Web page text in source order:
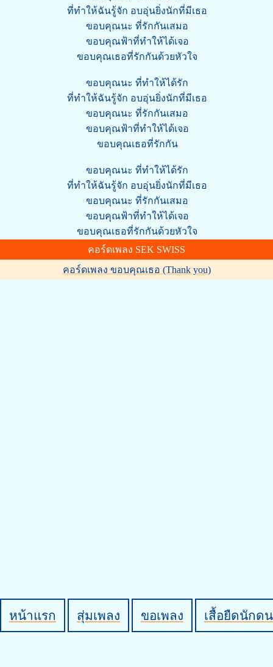
ที่ทำให้ฉันรู้จัก อบอุ่นยิ่งนักที่มีเธอ
ขอบคุณนะ ที่รักกันเสมอ
ขอบคุณฟ้าที่ทำให้ได้เจอ
ขอบคุณเธอที่รักกันด้วยหัวใจ
ขอบคุณนะ ที่ทำให้ได้รัก
ที่ทำให้ฉันรู้จัก อบอุ่นยิ่งนักที่มีเธอ
ขอบคุณนะ ที่รักกันเสมอ
ขอบคุณฟ้าที่ทำให้ได้เจอ
ขอบคุณเธอที่รักกัน
ขอบคุณนะ ที่ทำให้ได้รัก
ที่ทำให้ฉันรู้จัก อบอุ่นยิ่งนักที่มีเธอ
ขอบคุณนะ ที่รักกันเสมอ
ขอบคุณฟ้าที่ทำให้ได้เจอ
ขอบคุณเธอที่รักกันด้วยหัวใจ
คอร์ดเพลง SEK SWISS
คอร์ดเพลง ขอบคุณเธอ (Thank you)
หน้าแรก สุ่มเพลง ขอเพลง เสื้อยืดนักด